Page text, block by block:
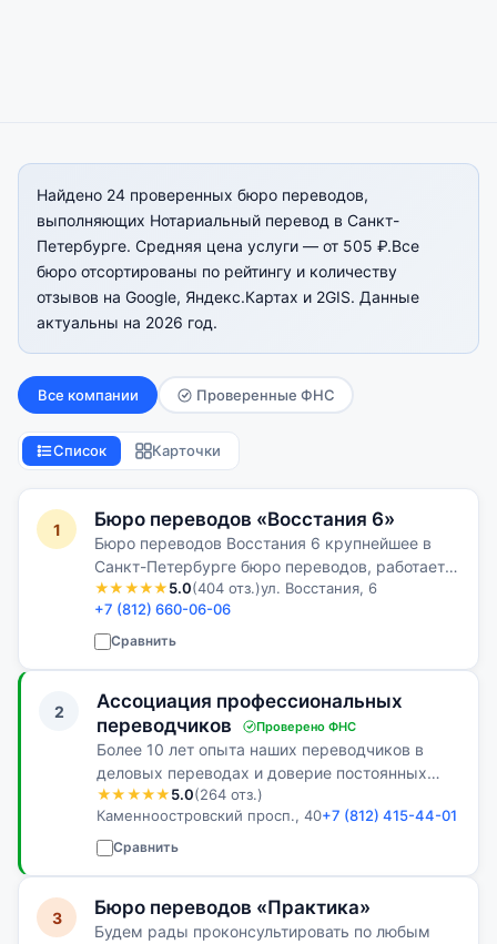
Найдено 24 проверенных бюро переводов,
выполняющих Нотариальный перевод в Санкт-
Петербурге. Средняя цена услуги — от 505 ₽.Все
бюро отсортированы по рейтингу и количеству
отзывов на Google, Яндекс.Картах и 2GIS. Данные
актуальны на 2026 год.
Все компании Проверенные ФНС
Список Карточки
1 Бюро переводов «Восстания 6»
Бюро переводов Восстания 6 крупнейшее в
Санкт-Петербурге бюро переводов, работает с
1998 года. Мы расположены в самом центре
города, на улице Восстания, дом 6, в здании
Юридического центра Восстания 6…
★★★★★5.0(404 отз.)ул. Восстания, 6
+7 (812) 660-06-06
Сравнить
2
Ассоциация профессиональных
переводчиков
Проверено ФНС
Более 10 лет опыта наших переводчиков в
деловых переводах и доверие постоянных
Клиентов - наши лучшие доказательства!
★★★★★5.0(264 отз.)
Каменноостровский просп., 40+7 (812) 415-44-01
Сравнить
3 Бюро переводов «Практика»
Будем рады проконсультировать по любым